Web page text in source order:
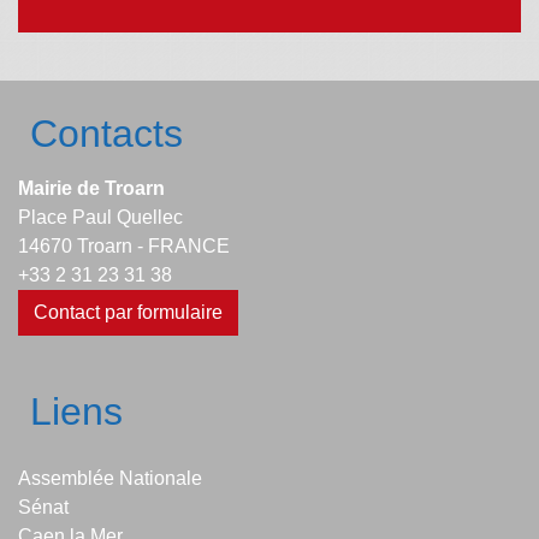
Contacts
Mairie de Troarn
Place Paul Quellec
14670 Troarn - FRANCE
+33 2 31 23 31 38
Contact par formulaire
Liens
Assemblée Nationale
Sénat